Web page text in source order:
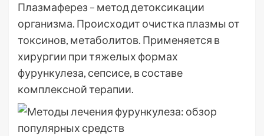
Плазмаферез – метод детоксикации
организма. Происходит очистка плазмы от
токсинов, метаболитов. Применяется в
хирургии при тяжелых формах
фурункулеза, сепсисе, в составе
комплексной терапии.